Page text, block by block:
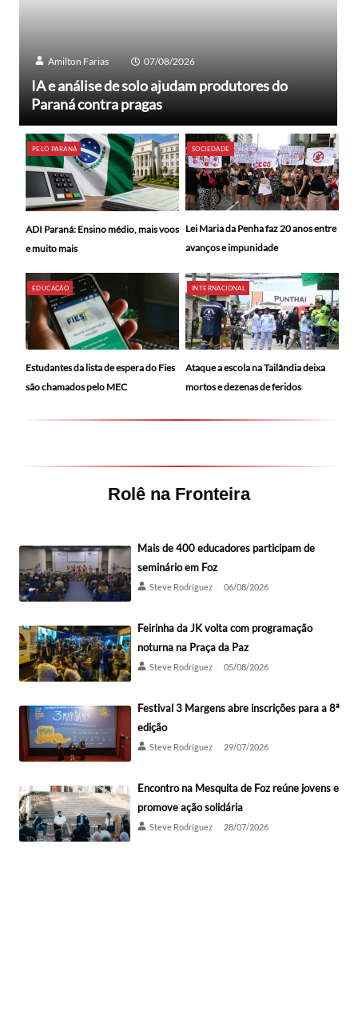
Amilton Farias 07/08/2026
IA e análise de solo ajudam produtores do
Paraná contra pragas
PELO PARANÁ
ADI Paraná: Ensino médio, mais voos
e muito mais
SOCIEDADE
Lei Maria da Penha faz 20 anos entre
avanços e impunidade
EDUCAÇÃO
Estudantes da lista de espera do Fies
são chamados pelo MEC
INTERNACIONAL
Ataque a escola na Tailândia deixa
mortos e dezenas de feridos
Rolê na Fronteira
Mais de 400 educadores participam de
seminário em Foz
Steve Rodríguez 06/08/2026
Feirinha da JK volta com programação
noturna na Praça da Paz
Steve Rodríguez 05/08/2026
Festival 3 Margens abre inscrições para a 8ª
edição
Steve Rodríguez 29/07/2026
Encontro na Mesquita de Foz reúne jovens e
promove ação solidária
Steve Rodríguez 28/07/2026